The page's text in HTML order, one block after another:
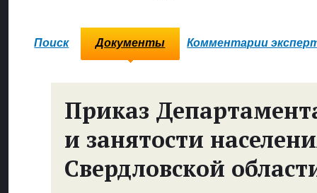
Поиск Документы Комментарии
Приказ
и занятости
Свердловской